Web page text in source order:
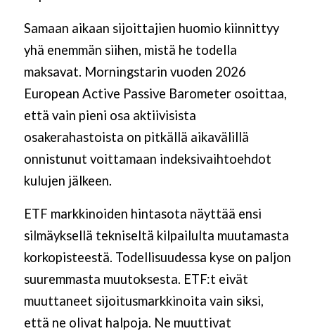
Samaan aikaan sijoittajien huomio kiinnittyy
yhä enemmän siihen, mistä he todella
maksavat. Morningstarin vuoden 2026
European Active Passive Barometer osoittaa,
että vain pieni osa aktiivisista
osakerahastoista on pitkällä aikavälillä
onnistunut voittamaan indeksivaihtoehdot
kulujen jälkeen.
ETF markkinoiden hintasota näyttää ensi
silmäyksellä tekniseltä kilpailulta muutamasta
korkopisteestä. Todellisuudessa kyse on paljon
suuremmasta muutoksesta. ETF:t eivät
muuttaneet sijoitusmarkkinoita vain siksi,
että ne olivat halpoja. Ne muuttivat